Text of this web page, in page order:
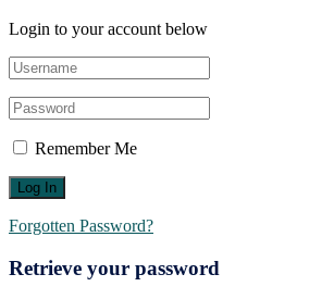
Login to your account below
Remember Me
Forgotten Password?
Retrieve your password